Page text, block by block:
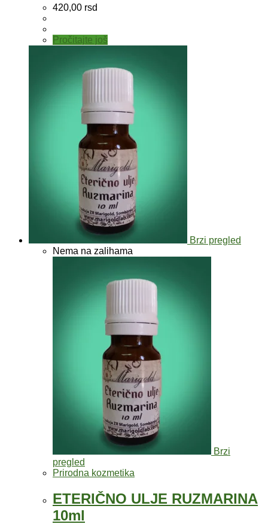
420,00 rsd
Pročitajte još
Brzi pregled
Nema na zalihama
Brzi
pregled
Prirodna kozmetika
ETERIČNO ULJE RUZMARINA
10ml